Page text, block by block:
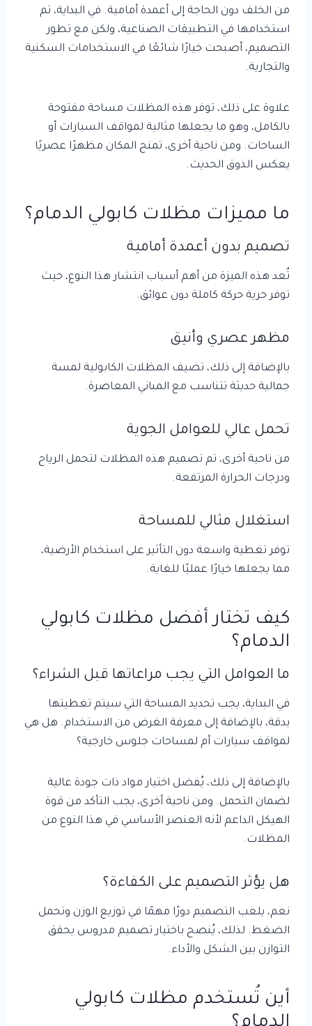
من الخلف دون الحاجة إلى أعمدة أمامية. في البداية، تم
استخدامها في التطبيقات الصناعية، ولكن مع تطور
التصميم، أصبحت خيارًا شائعًا في الاستخدامات السكنية
والتجارية.
علاوة على ذلك، توفر هذه المظلات مساحة مفتوحة
بالكامل، وهو ما يجعلها مثالية لمواقف السيارات أو
الساحات. ومن ناحية أخرى، تمنح المكان مظهرًا عصريًا
يعكس الذوق الحديث.
ما مميزات مظلات كابولي الدمام؟
تصميم بدون أعمدة أمامية
تُعد هذه الميزة من أهم أسباب انتشار هذا النوع، حيث
توفر حرية حركة كاملة دون عوائق.
مظهر عصري وأنيق
بالإضافة إلى ذلك، تضيف المظلات الكابولية لمسة
جمالية حديثة تتناسب مع المباني المعاصرة.
تحمل عالي للعوامل الجوية
من ناحية أخرى، تم تصميم هذه المظلات لتحمل الرياح
ودرجات الحرارة المرتفعة.
استغلال مثالي للمساحة
توفر تغطية واسعة دون التأثير على استخدام الأرضية،
مما يجعلها خيارًا عمليًا للغاية.
كيف تختار أفضل مظلات كابولي
الدمام؟
ما العوامل التي يجب مراعاتها قبل الشراء؟
في البداية، يجب تحديد المساحة التي سيتم تغطيتها
بدقة، بالإضافة إلى معرفة الغرض من الاستخدام. هل هي
لمواقف سيارات أم لمساحات جلوس خارجية؟
بالإضافة إلى ذلك، يُفضل اختيار مواد ذات جودة عالية
لضمان التحمل. ومن ناحية أخرى، يجب التأكد من قوة
الهيكل الداعم لأنه العنصر الأساسي في هذا النوع من
المظلات.
هل يؤثر التصميم على الكفاءة؟
نعم، يلعب التصميم دورًا مهمًا في توزيع الوزن وتحمل
الضغط. لذلك، يُنصح باختيار تصميم مدروس يحقق
التوازن بين الشكل والأداء.
أين تُستخدم مظلات كابولي